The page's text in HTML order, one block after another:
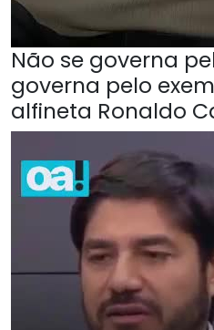
Não se governa
governa pelo
alfineta Ronaldo